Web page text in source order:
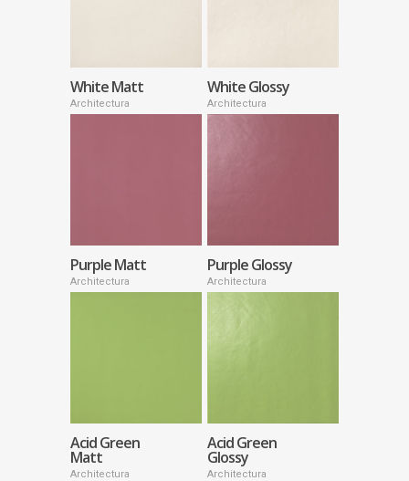
White Matt
Architectura
White Glossy
Architectura
Purple Matt
Architectura
Purple Glossy
Architectura
Acid Green
Matt
Architectura
Acid Green
Glossy
Architectura